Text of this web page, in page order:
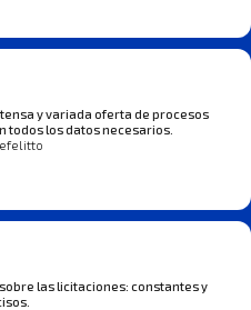
y variada oferta de procesos
todos los datos necesarios.
las licitaciones: constantes y